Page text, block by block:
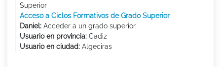
Superior
Acceso a Ciclos Formativos de Grado Superior
Daniel: Acceder a un grado superior.
Usuario en provincia: Cadiz
Usuario en ciudad: Algeciras